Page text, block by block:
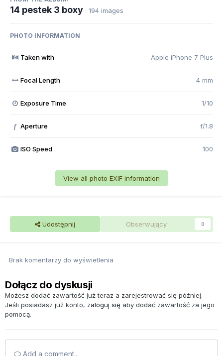
14 pestek 3 boxy · 194 images
PHOTO INFORMATION
Taken with Apple iPhone 7 Plus
Focal Length 4 mm
Exposure Time 1/10
f Aperture f/1.8
ISO Speed 100
View all photo EXIF information
Udostępnij Obserwujący 0
Brak komentarzy do wyświetlenia
Dołącz do dyskusji
Możesz dodać zawartość już teraz a zarejestrować się później.
Jeśli posiadasz już konto, zaloguj się aby dodać zawartość za jego
pomocą.
Add a comment...